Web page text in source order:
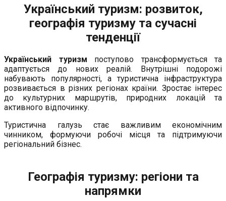
Український туризм: розвиток,
географія туризму та сучасні
тенденції
Український туризм поступово трансформується та
адаптується до нових реалій. Внутрішні подорожі
набувають популярності, а туристична інфраструктура
розвивається в різних регіонах країни. Зростає інтерес
до культурних маршрутів, природних локацій та
активного відпочинку.
Туристична галузь стає важливим економічним
чинником, формуючи робочі місця та підтримуючи
регіональний бізнес.
Географія туризму: регіони та
напрямки